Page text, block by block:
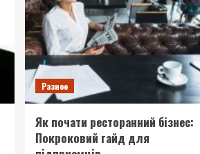
работе
с
телом
Разное
Як почати ресторанний бізнес:
Покроковий гайд для